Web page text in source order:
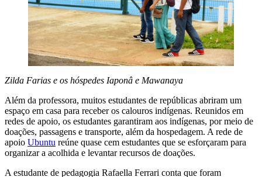
Zilda Farias e os hóspedes Iaponâ e Mawanaya
Além da professora, muitos estudantes de repúblicas abriram um
espaço em casa para receber os calouros indígenas. Reunidos em
redes de apoio, os estudantes garantiram aos indígenas, por meio de
doações, passagens e transporte, além da hospedagem. A rede de
apoio Ubuntu reúne quase cem estudantes que se esforçaram para
organizar a acolhida e levantar recursos de doações.
A estudante de pedagogia Rafaella Ferrari conta que foram